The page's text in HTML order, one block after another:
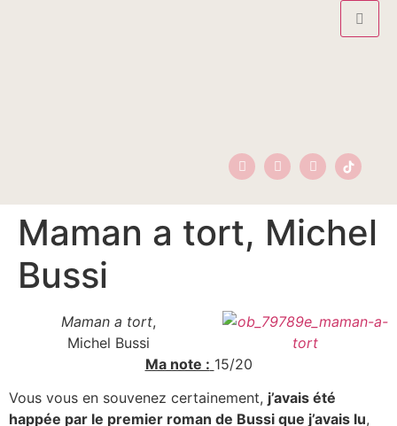
Maman a tort, Michel
Bussi
Maman a tort,
Michel Bussi
Ma note : 15/20
Vous vous en souvenez certainement, j’avais été
happée par le premier roman de Bussi que j’avais lu,